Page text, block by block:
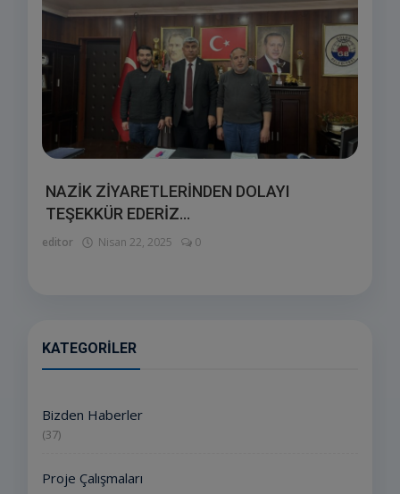
NAZİK ZİYARETLERİNDEN DOLAYI
TEŞEKKÜR EDERİZ...
editor Nisan 22, 2025 0
KATEGORILER
Bizden Haberler
(37)
Proje Çalışmaları